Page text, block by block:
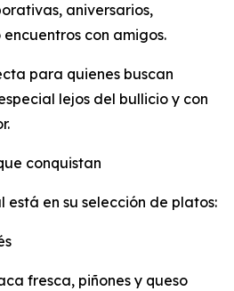
aniversarios,
con amigos.
para quienes buscan
lejos del bullicio y con
conquistan
está en su selección de platos:
fresca, piñones y queso